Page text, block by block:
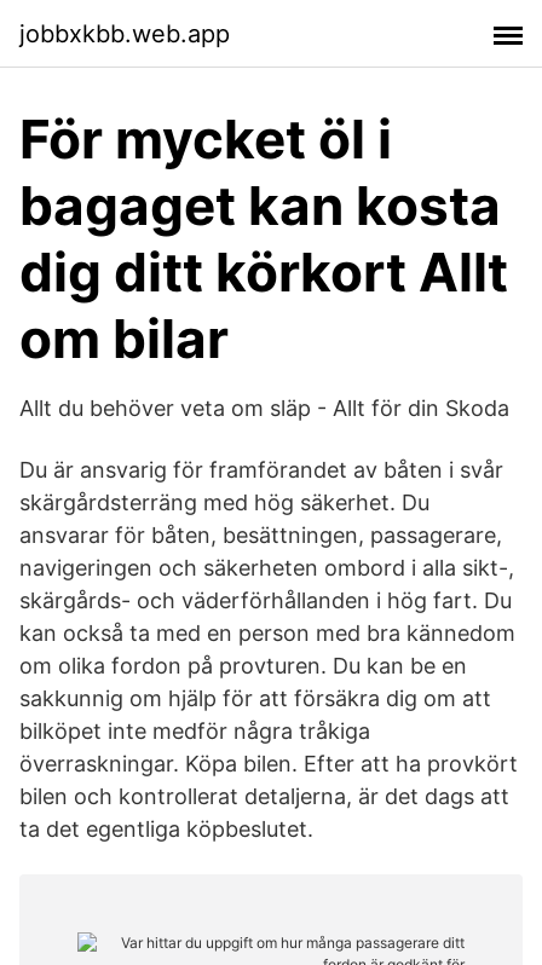
jobbxkbb.web.app
För mycket öl i
bagaget kan kosta
dig ditt körkort Allt
om bilar
Allt du behöver veta om släp - Allt för din Skoda
Du är ansvarig för framförandet av båten i svår
skärgårdsterräng med hög säkerhet. Du
ansvarar för båten, besättningen, passagerare,
navigeringen och säkerheten ombord i alla sikt-,
skärgårds- och väderförhållanden i hög fart. Du
kan också ta med en person med bra kännedom
om olika fordon på provturen. Du kan be en
sakkunnig om hjälp för att försäkra dig om att
bilköpet inte medför några tråkiga
överraskningar. Köpa bilen. Efter att ha provkört
bilen och kontrollerat detaljerna, är det dags att
ta det egentliga köpbeslutet.